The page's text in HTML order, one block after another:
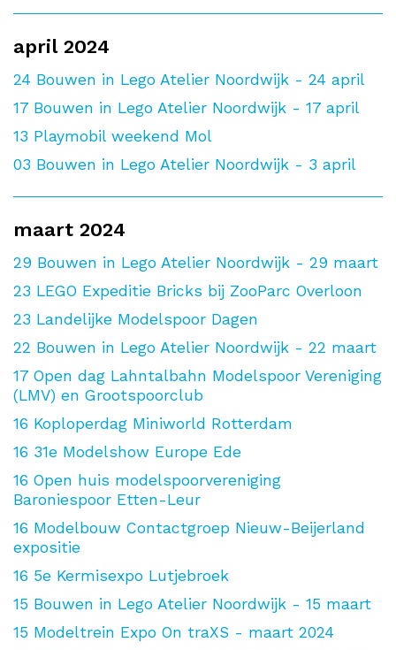
april 2024
24 Bouwen in Lego Atelier Noordwijk - 24 april
17 Bouwen in Lego Atelier Noordwijk - 17 april
13 Playmobil weekend Mol
03 Bouwen in Lego Atelier Noordwijk - 3 april
maart 2024
29 Bouwen in Lego Atelier Noordwijk - 29 maart
23 LEGO Expeditie Bricks bij ZooParc Overloon
23 Landelijke Modelspoor Dagen
22 Bouwen in Lego Atelier Noordwijk - 22 maart
17 Open dag Lahntalbahn Modelspoor Vereniging
(LMV) en Grootspoorclub
16 Koploperdag Miniworld Rotterdam
16 31e Modelshow Europe Ede
16 Open huis modelspoorvereniging
Baroniespoor Etten-Leur
16 Modelbouw Contactgroep Nieuw-Beijerland
expositie
16 5e Kermisexpo Lutjebroek
15 Bouwen in Lego Atelier Noordwijk - 15 maart
15 Modeltrein Expo On traXS - maart 2024